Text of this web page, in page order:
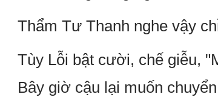
Thẩm Tư Thanh nghe vậy
Tùy Lỗi bật cười, chế giễu,
Bây giờ cậu lại muốn